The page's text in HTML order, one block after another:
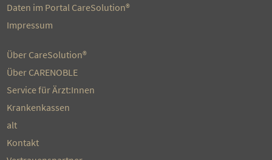
Daten im Portal CareSolution®
Impressum
Über CareSolution®
Über CARENOBLE
Service für Ärzt:Innen
Krankenkassen
alt
Kontakt